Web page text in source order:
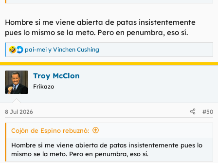
Hombre si me viene abierta de patas insistentemente
pues lo mismo se la meto. Pero en penumbra, eso sí.
R
e
a
c
i
e
s
pai-mei y Vinchen Cushing
Troy McClon
Frikazo
8 Jul 2026 #50
Cojón de Espino rebuznó:
Hombre si me viene abierta de patas insistentemente pues lo
mismo se la meto. Pero en penumbra, eso sí.